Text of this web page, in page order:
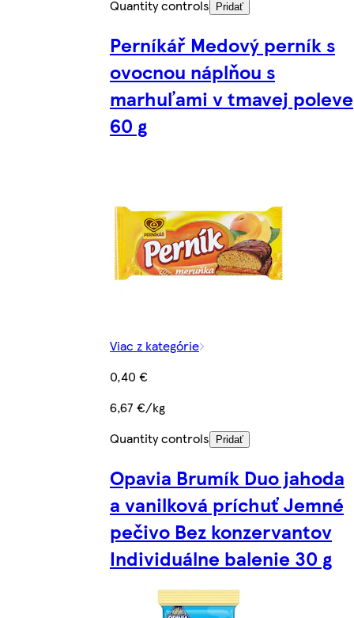
Quantity controls Pridať
Perníkář Medový perník s
ovocnou náplňou s
marhuľami v tmavej poleve
60 g
Viac z kategórie
0,40 €
6,67 €/kg
Quantity controls
Pridať
Opavia Brumík Duo jahoda
a vanilková príchuť Jemné
pečivo Bez konzervantov
Individuálne balenie 30 g